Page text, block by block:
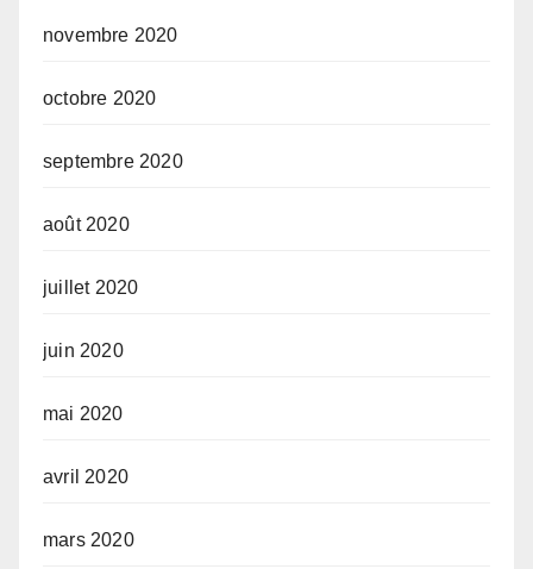
novembre 2020
octobre 2020
septembre 2020
août 2020
juillet 2020
juin 2020
mai 2020
avril 2020
mars 2020